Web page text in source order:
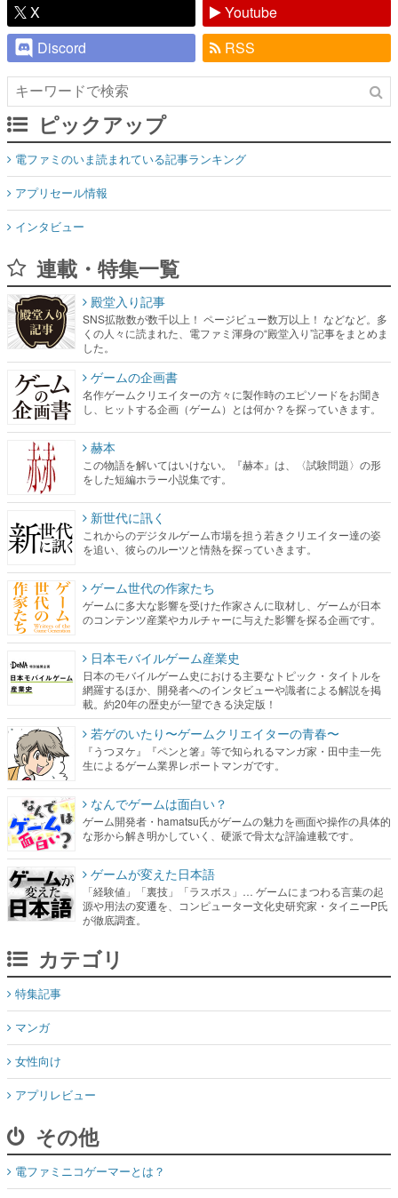
X
Youtube
Discord
RSS
ピックアップ
電ファミのいま読まれている記事ランキング
アプリセール情報
インタビュー
連載・特集一覧
殿堂入り記事
SNS拡散数が数千以上！ ページビュー数万以上！ などなど。多
くの人々に読まれた、電ファミ渾身の“殿堂入り”記事をまとめま
した。
ゲームの企画書
名作ゲームクリエイターの方々に製作時のエピソードをお聞き
し、ヒットする企画（ゲーム）とは何か？を探っていきます。
赫本
この物語を解いてはいけない。『赫本』は、〈試験問題〉の形
をした短編ホラー小説集です。
新世代に訊く
これからのデジタルゲーム市場を担う若きクリエイター達の姿
を追い、彼らのルーツと情熱を探っていきます。
ゲーム世代の作家たち
ゲームに多大な影響を受けた作家さんに取材し、ゲームが日本
のコンテンツ産業やカルチャーに与えた影響を探る企画です。
日本モバイルゲーム産業史
日本のモバイルゲーム史における主要なトピック・タイトルを
網羅するほか、開発者へのインタビューや識者による解説を掲
載。約20年の歴史が一望できる決定版！
若ゲのいたり〜ゲームクリエイターの青春〜
『うつヌケ』『ペンと箸』等で知られるマンガ家・田中圭一先
生によるゲーム業界レポートマンガです。
なんでゲームは面白い？
ゲーム開発者・hamatsu氏がゲームの魅力を画面や操作の具体的
な形から解き明かしていく、硬派で骨太な評論連載です。
ゲームが変えた日本語
「経験値」「裏技」「ラスボス」… ゲームにまつわる言葉の起
源や用法の変遷を、コンピューター文化史研究家・タイニーP氏
が徹底調査。
カテゴリ
特集記事
マンガ
女性向け
アプリレビュー
その他
電ファミニコゲーマーとは？